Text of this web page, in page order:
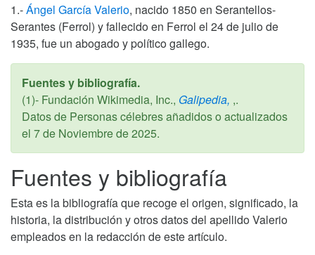
1.-Ángel García Valerio, nacido 1850 en Serantellos-
Serantes (Ferrol) y fallecido en Ferrol el 24 de julio de
1935, fue un abogado y político gallego.
Fuentes y bibliografía.
(1)- Fundación Wikimedia, Inc., Galipedia, ,.
Datos de Personas célebres añadidos o actualizados
el 7 de Noviembre de 2025.
Fuentes y bibliografía
Esta es la bibliografía que recoge el origen, significado, la
historia, la distribución y otros datos del apellido Valerio
empleados en la redacción de este artículo.